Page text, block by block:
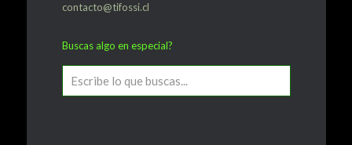
contacto@tifossi.cl
Buscas algo en especial?